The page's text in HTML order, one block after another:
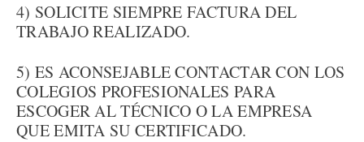
4) SOLICITE SIEMPRE FACTURA DEL
TRABAJO REALIZADO.
5) ES ACONSEJABLE CONTACTAR CON LOS
COLEGIOS PROFESIONALES PARA
ESCOGER AL TÉCNICO O LA EMPRESA
QUE EMITA SU CERTIFICADO.